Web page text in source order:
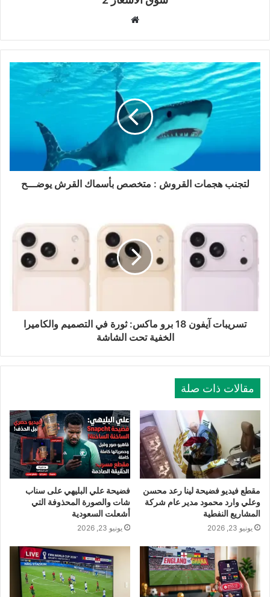
لتجنب هجمات القروش : متخصص بأسماك القرش يوضـــح
تسريبات آيفون 18 برو ماكس: ثورة في التصميم والكاميرا
الخفية تحت الشاشة
مقالات ذات صلة
مقطع فيديو فضيحة لينا رعد محسن
وعلي وارد محمود مدير عام شركة
المشاريع النفطية
يونيو 23, 2026
فضيحة علي البليهي على سناب
شات والصورة المحذوفة التي
أشعلت السعودية
يونيو 23, 2026